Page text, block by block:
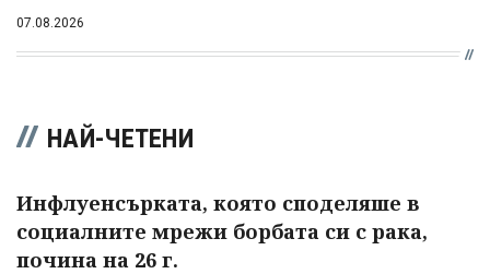
07.08.2026
НАЙ-ЧЕТЕНИ
Инфлуенсърката, която споделяше в
социалните мрежи борбата си с рака,
почина на 26 г.